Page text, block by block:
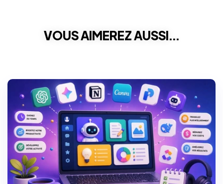
VOUS AIMEREZ AUSSI...